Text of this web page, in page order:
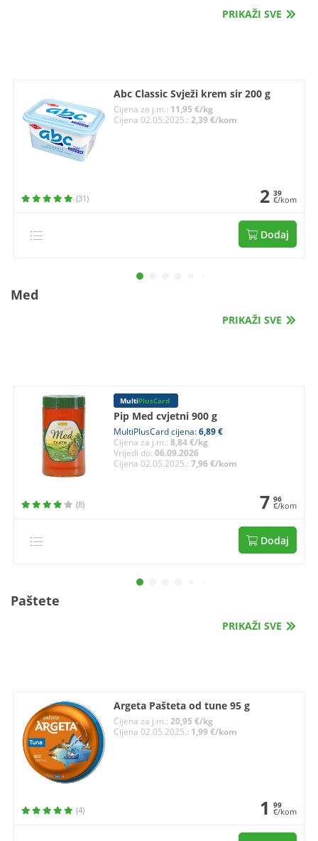
PRIKAŽI SVE
Abc Classic Svježi krem sir 200 g
Cijena za j.m.: 11,95 €/kg
Cijena 02.05.2025.:2,39 €/kom
(31) 2 39
€/kom
Dodaj
Med
PRIKAŽI SVE
MultiPlusCard
Pip Med cvjetni 900 g
MultiPlusCard cijena:6,89 €
Cijena za j.m.:8,84 €/kg
Vrijedi do:06.09.2026
Cijena 02.05.2025.:7,96 €/kom
(8) 7 96
€/kom
Dodaj
Paštete
PRIKAŽI SVE
Argeta Pašteta od tune 95 g
Cijena za j.m.:20,95 €/kg
Cijena 02.05.2025.: 1,99 €/kom
(4) 1 99
€/kom